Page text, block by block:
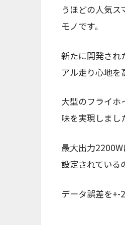
うほどの人気
モノです。
新たに開発され
アル走り心地を
大型のフライホ
味を実現しまし
最大出力
設定されている
データ誤差を+-